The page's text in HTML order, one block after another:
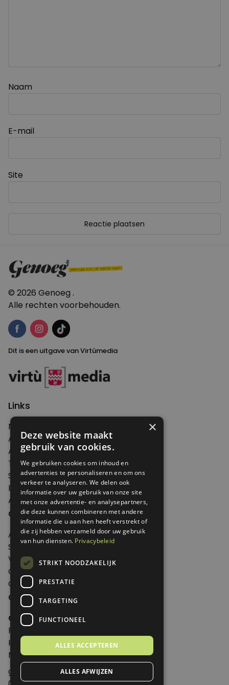
Naam
E-mail
Site
© 2026 Genoeg .
Alle rechten voorbehouden.
Dit is een uitgave van Virtùmedia
Links
Nieuws
Artikelen
Agenda
Thema's
Shop
Edities
Abonneren
Over Genoeg
Adverteren
Samenwerken
Verkooppunten
Over Genoeg
Contact
Contactgegevens
Genoeg
Postbus 595 - 3700 AN Zeist
Huis ter Heideweg 13 - 3705MA Zeist
Nederland
genoeg@spabonneeservice.nl
×
Deze website maakt
gebruik van cookies.
We gebruiken cookies om inhoud en
advertenties te personaliseren en om ons
verkeer te analyseren. We delen ook
informatie over uw gebruik van onze site
met onze advertentie- en analysepartners,
die deze kunnen combineren met andere
informatie die u aan hen heeft verstrekt of
die zij hebben verzameld door uw gebruik
van hun diensten. Privacybeleid
STRIKT NOODZAKELIJK
PRESTATIE
TARGETING
FUNCTIONEEL
ALLES ACCEPTEREN
ALLES AFWIJZEN